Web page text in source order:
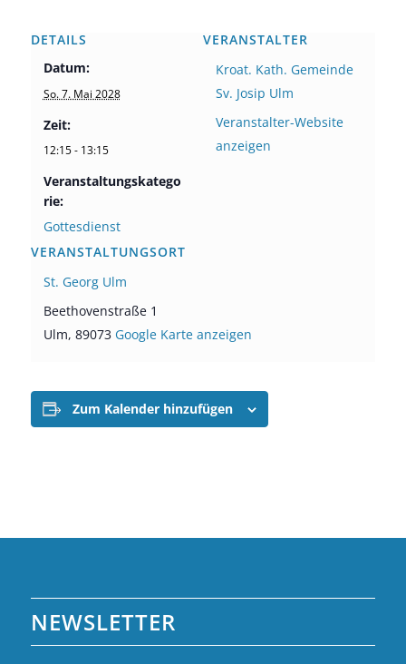
DETAILS
Datum:
So. 7. Mai 2028
Zeit:
12:15 - 13:15
Veranstaltungskatego
rie:
Gottesdienst
VERANSTALTUNGSORT
St. Georg Ulm
Beethovenstraße 1
Ulm, 89073 Google Karte anzeigen
VERANSTALTER
Kroat. Kath. Gemeinde
Sv. Josip Ulm
Veranstalter-Website
anzeigen
Zum Kalender hinzufügen
NEWSLETTER